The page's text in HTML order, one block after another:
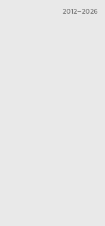
2012—2026